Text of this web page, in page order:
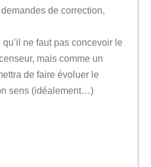
de correction,
ne faut pas concevoir le
mais comme un
de faire évoluer le
sens (idéalement…)